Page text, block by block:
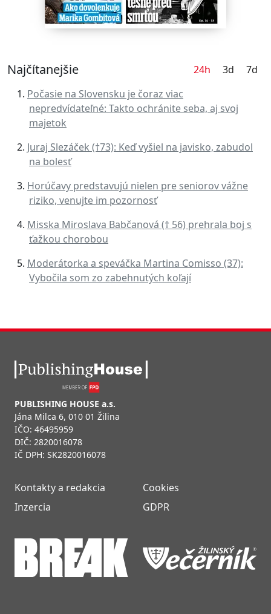
Najčítanejšie 24h 3d
7d
Počasie na Slovensku je čoraz viac
nepredvídateľné: Takto ochránite seba, aj svoj
majetok
Juraj Slezáček (†73): Keď vyšiel na javisko, zabudol
na bolesť
Horúčavy predstavujú nielen pre seniorov vážne
riziko, venujte im pozornosť
Misska Miroslava Babčanová († 56) prehrala boj s
ťažkou chorobou
Moderátorka a speváčka Martina Comisso (37):
Vybočila som zo zabehnutých koľají
PUBLISHING HOUSE a.s.
Jána Milca 6, 010 01 Žilina
IČO: 46495959
DIČ: 2820016078
IČ DPH: SK2820016078
Kontakty a redakcia
Inzercia
Cookies
GDPR